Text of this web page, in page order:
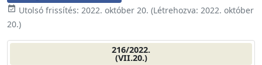
event_available Utolsó frissítés: 2022. október 20. (Létrehozva: 2022. október
20.)
216/2022.
(VII.20.)